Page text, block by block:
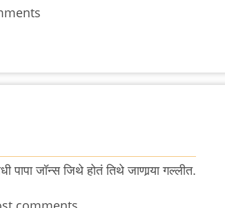
जॉन्स जिथे होतं तिथे जाणार्‍या गल्लीत.